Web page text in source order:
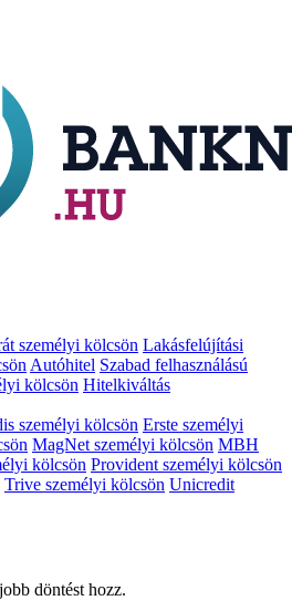
személyi kölcsön Lakásfelújítási
Autóhitel Szabad felhasználású
kölcsön Hitelkiváltás
személyi kölcsön Erste személyi
MagNet személyi kölcsön MBH
kölcsön Provident személyi kölcsön
Trive személyi kölcsön Unicredit
döntést hozz.